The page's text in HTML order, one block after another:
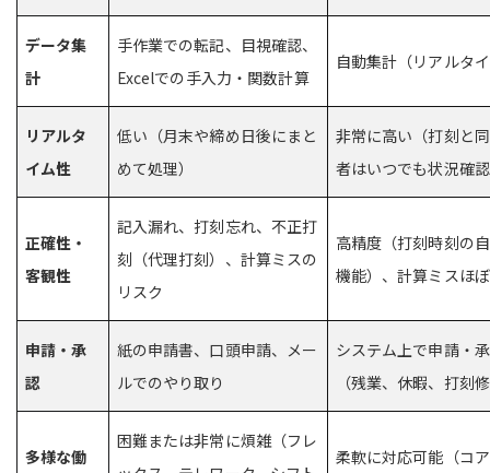
データ集
計
手作業での転記、目視確認、
Excelでの手入力・関数計算
自動集計（リアルタ
リアルタ
イム性
低い（月末や締め日後にまと
めて処理）
非常に高い（打刻と
者はいつでも状況確
正確性・
客観性
記入漏れ、打刻忘れ、不正打
刻（代理打刻）、計算ミスの
リスク
高精度（打刻時刻の
機能）、計算ミスほ
申請・承
認
紙の申請書、口頭申請、メー
ルでのやり取り
システム上で申請・
（残業、休暇、打刻
多様な働
困難または非常に煩雑（フレ
柔軟に対応可能（コ